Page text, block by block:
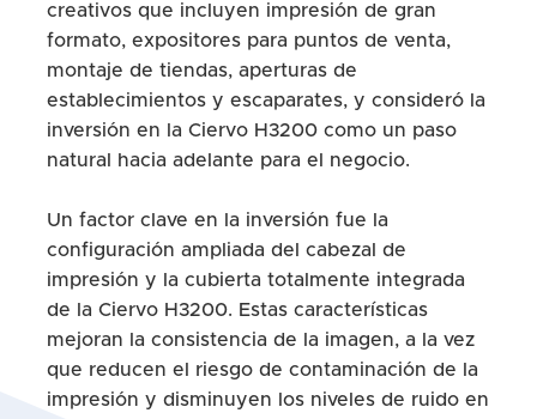
creativos que incluyen impresión de gran
formato, expositores para puntos de venta,
montaje de tiendas, aperturas de
establecimientos y escaparates, y consideró la
inversión en la Ciervo H3200 como un paso
natural hacia adelante para el negocio.
Un factor clave en la inversión fue la
configuración ampliada del cabezal de
impresión y la cubierta totalmente integrada
de la Ciervo H3200. Estas características
mejoran la consistencia de la imagen, a la vez
que reducen el riesgo de contaminación de la
impresión y disminuyen los niveles de ruido en